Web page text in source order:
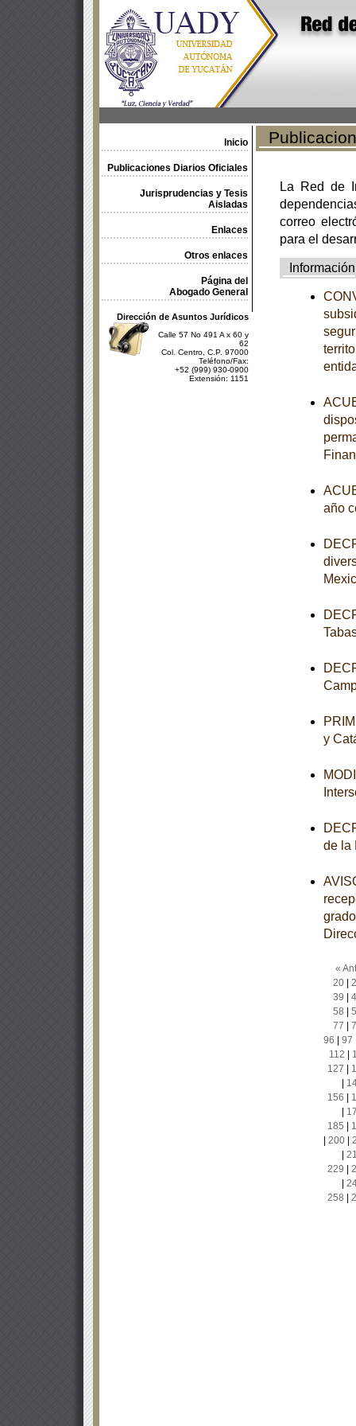
Inicio
Publicaciones Diarios Oficiales
Jurisprudencias y Tesis
Aisladas
Enlaces
Otros enlaces
Página del
Abogado General
Dirección de Asuntos Jurídicos
Calle 57 No 491 A x 60 y
62
Col. Centro, C.P. 97000
Teléfono/Fax:
+52 (999) 930-0900
Extensión: 1151
La Red de
correo
para el
Información
año
y
de la
«
20|
39
58
77
96
97
112
127
156
185
200|
229
258